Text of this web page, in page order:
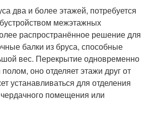
два и более этажей, потребуется
межэтажных
распространённое решение для
балки из бруса, способные
вес. Перекрытие одновременно
оно отделяет этажи друг от
устанавливаться для отделения
помещения или